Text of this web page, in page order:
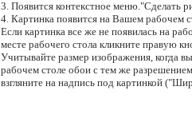
3. Появится контекстное меню."Сделать
4. Картинка появится на Вашем рабочем
Если картинка все же не появилась на
месте рабочего стола кликните правую
Учитывайте размер изображения, когда
рабочем столе обои с тем же
взгляните на надпись под картинкой